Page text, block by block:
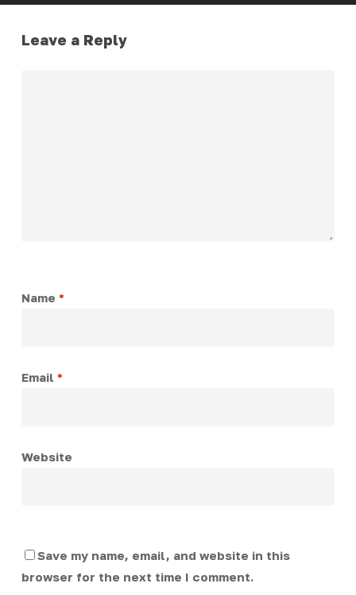
Leave a Reply
Name *
Email *
Website
Save my name, email, and website in this
browser for the next time I comment.